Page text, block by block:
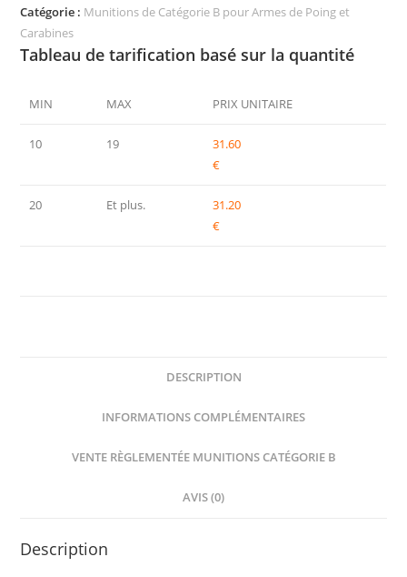
Catégorie : Munitions de Catégorie B pour Armes de Poing et
Carabines
Tableau de tarification basé sur la quantité
MIN MAX PRIX UNITAIRE
10 19
31.60
€
20 Et plus.
31.20
€
DESCRIPTION
INFORMATIONS COMPLÉMENTAIRES
VENTE RÈGLEMENTÉE MUNITIONS CATÉGORIE B
AVIS (0)
Description